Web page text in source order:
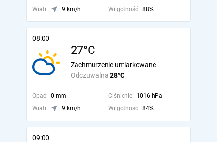
Wiatr: 9 km/h Wilgotność: 88%
08:00
27°C
Odczuwalna 28°C
Zachmurzenie umiarkowane
Opad: 0 mm Ciśnienie: 1016 hPa
Wiatr:
9 km/h Wilgotność: 84%
09:00